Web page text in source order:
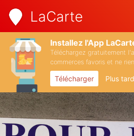
LaCarte
Installez l'App
Téléchargez gratuitement
commerces favoris et ne
Télécharger Plus tard